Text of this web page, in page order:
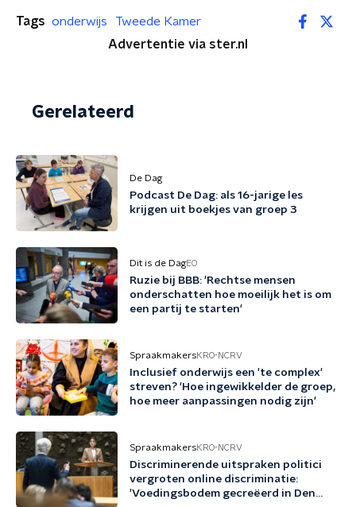
Tags onderwijs
Tweede Kamer
Advertentie via ster.nl
Gerelateerd
De Dag
Podcast De Dag: als 16-jarige les
krijgen uit boekjes van groep 3
Dit is de DagEO
Ruzie bij BBB: 'Rechtse mensen
onderschatten hoe moeilijk het is om
een partij te starten'
SpraakmakersKRO-NCRV
Inclusief onderwijs een 'te complex'
streven? 'Hoe ingewikkelder de groep,
hoe meer aanpassingen nodig zijn'
SpraakmakersKRO-NCRV
Discriminerende uitspraken politici
vergroten online discriminatie:
'Voedingsbodem gecreëerd in Den